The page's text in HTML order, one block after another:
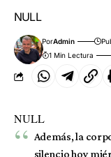
NULL
PorAdmin
1 Min Lectura
NULL
Además, la
silencio hoy